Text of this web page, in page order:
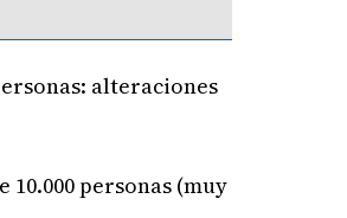
alteraciones
personas (muy